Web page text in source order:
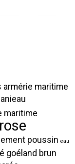
armérie maritime
maritime
poussin eau
goéland brun